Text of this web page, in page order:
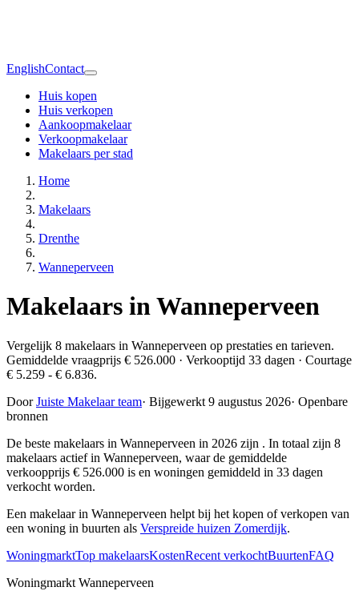
EnglishContact
Huis kopen
Huis verkopen
Aankoopmakelaar
Verkoopmakelaar
Makelaars per stad
Home
Makelaars
Drenthe
Wanneperveen
Makelaars in Wanneperveen
Vergelijk 8 makelaars in Wanneperveen op prestaties en tarieven.
Gemiddelde vraagprijs € 526.000 · Verkooptijd 33 dagen · Courtage
€ 5.259 - € 6.836.
DoorJuiste Makelaar team· Bijgewerkt 9 augustus 2026· Openbare
bronnen
De beste makelaars in Wanneperveen in 2026 zijn . In totaal zijn 8
makelaars actief in Wanneperveen, waar de gemiddelde
verkoopprijs € 526.000 is en woningen gemiddeld in 33 dagen
verkocht worden.
Een makelaar in Wanneperveen helpt bij het kopen of verkopen van
een woning in buurten als Verspreide huizen Zomerdijk.
WoningmarktTop makelaarsKostenRecent verkochtBuurtenFAQ
Woningmarkt Wanneperveen